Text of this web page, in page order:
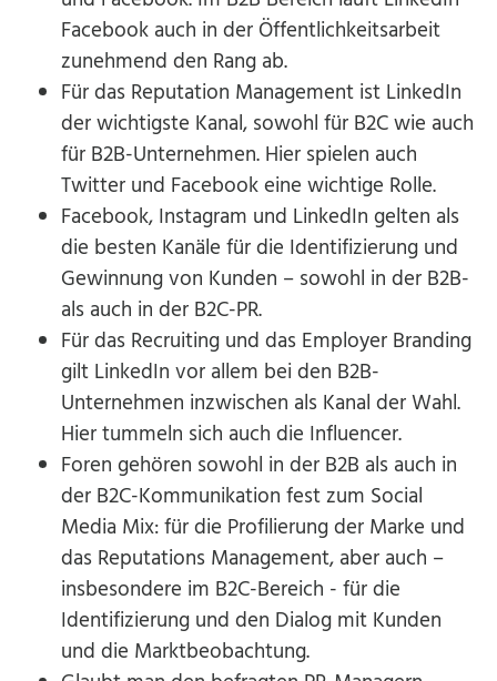
Facebook auch in der Öffentlichkeitsarbeit
zunehmend den Rang ab.
Für das Reputation Management ist LinkedIn
der wichtigste Kanal, sowohl für B2C wie auch
für B2B-Unternehmen. Hier spielen auch
Twitter und Facebook eine wichtige Rolle.
Facebook, Instagram und LinkedIn gelten als
die besten Kanäle für die Identifizierung und
Gewinnung von Kunden – sowohl in der B2B-
als auch in der B2C-PR.
Für das Recruiting und das Employer Branding
gilt LinkedIn vor allem bei den B2B-
Unternehmen inzwischen als Kanal der Wahl.
Hier tummeln sich auch die Influencer.
Foren gehören sowohl in der B2B als auch in
der B2C-Kommunikation fest zum Social
Media Mix: für die Profilierung der Marke und
das Reputations Management, aber auch –
insbesondere im B2C-Bereich - für die
Identifizierung und den Dialog mit Kunden
und die Marktbeobachtung.